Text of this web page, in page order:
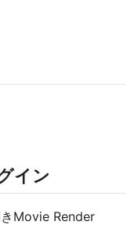
イン
Movie Render